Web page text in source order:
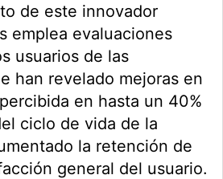
de este innovador
emplea evaluaciones
usuarios de las
han revelado mejoras en
en hasta un 40%
ciclo de vida de la
la retención de
general del usuario.